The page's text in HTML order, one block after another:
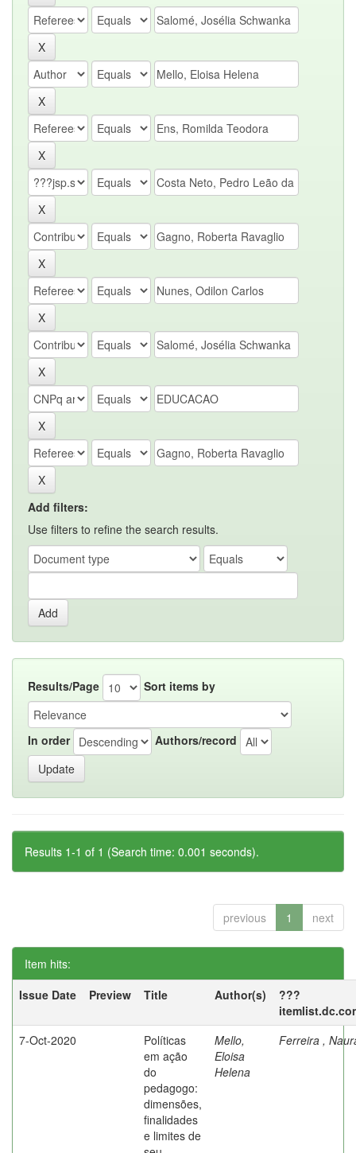
Add filters:
Use filters to refine the search results.
Results/Page Sort items by
In order Authors/record
Results 1-1 of 1 (Search time: 0.001 seconds).
previous 1 next
Item hits:
Issue Date
Preview Title Author(s)
???
7-Oct-2020
Políticas
em ação
do
pedagogo:
dimensões,
finalidades
e limites de
Mello,
Eloisa
Helena
Ferreira ,